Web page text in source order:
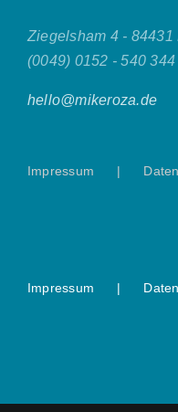
Ziegelsham 4 -
(0049) 0152 - 540 344
hello@mikeroza.de
Impressum
Impressum